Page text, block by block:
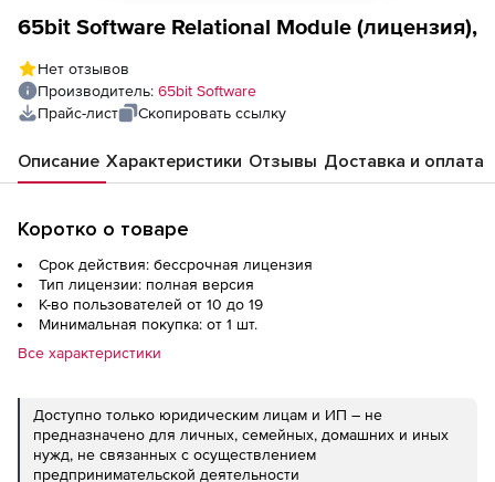
65bit Software Relational Module (лицензия),
Нет отзывов
Производитель: 65bit Software
Прайс-лист
Скопировать ссылку
Описание Характеристики Отзывы Доставка и оплата
Коротко о товаре
Срок действия: бессрочная лицензия
Тип лицензии: полная версия
К-во пользователей от 10 до 19
Минимальная покупка: от 1 шт.
Все характеристики
Доступно только юридическим лицам и ИП – не
предназначено для личных, семейных, домашних и иных
нужд, не связанных с осуществлением
предпринимательской деятельности